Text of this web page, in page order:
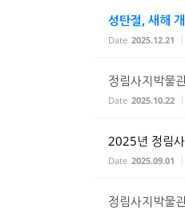
성탄절, 새해
Date 2025.12.21
정림사지박물
Date 2025.10.22
2025년 정림
Date 2025.09.01
정림사지박물